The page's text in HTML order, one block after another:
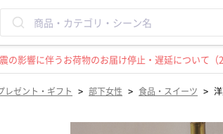
の影響に伴うお荷物のお届け停止・遅延について（
レゼント・ギフト > 部下女性 > 食品・スイーツ >